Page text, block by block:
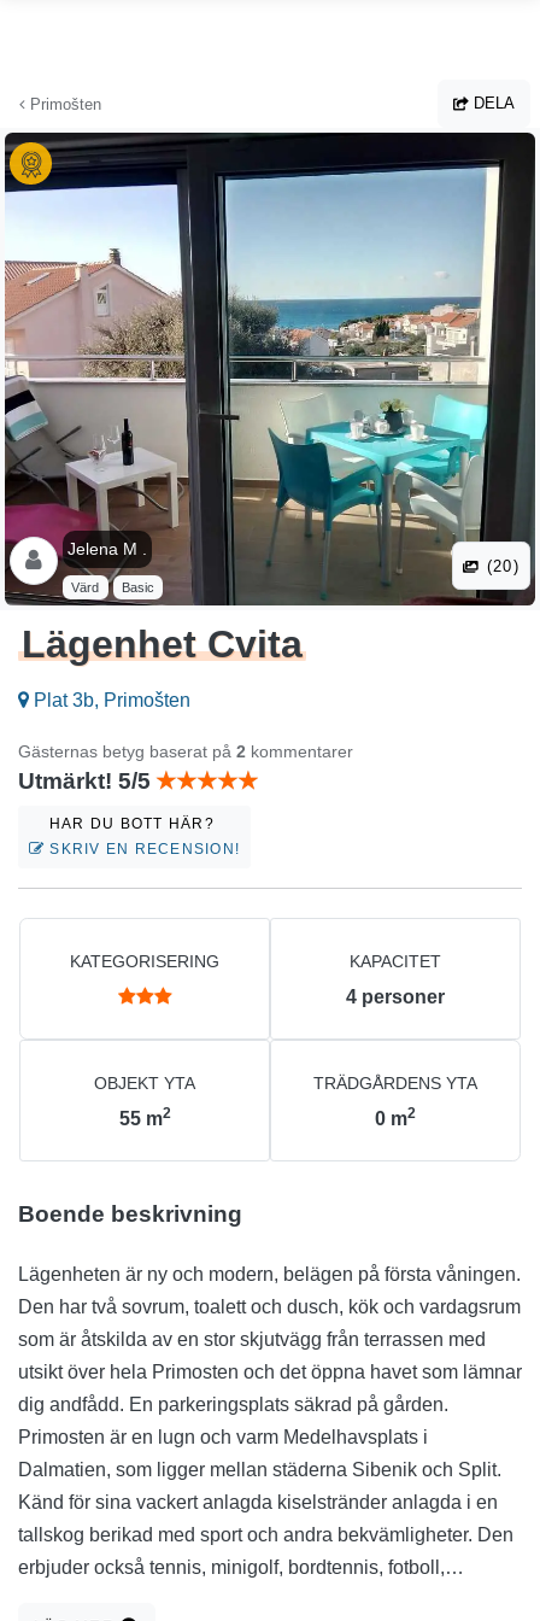
Primošten DELA
Jelena M .
Värd Basic
(20)
Lägenhet Cvita
Plat 3b, Primošten
Gästernas betyg baserat på 2 kommentarer
Utmärkt! 5/5
HAR DU BOTT HÄR?
SKRIV EN RECENSION!
KATEGORISERING KAPACITET
4 personer
OBJEKT YTA
55 m2
TRÄDGÅRDENS YTA
0 m2
Boende beskrivning
Lägenheten är ny och modern, belägen på första våningen.
Den har två sovrum, toalett och dusch, kök och vardagsrum
som är åtskilda av en stor skjutvägg från terrassen med
utsikt över hela Primosten och det öppna havet som lämnar
dig andfådd. En parkeringsplats säkrad på gården.
Primosten är en lugn och varm Medelhavsplats i
Dalmatien, som ligger mellan städerna Sibenik och Split.
Känd för sina vackert anlagda kiselstränder anlagda i en
tallskog berikad med sport och andra bekvämligheter. Den
erbjuder också tennis, minigolf, bordtennis, fotboll,